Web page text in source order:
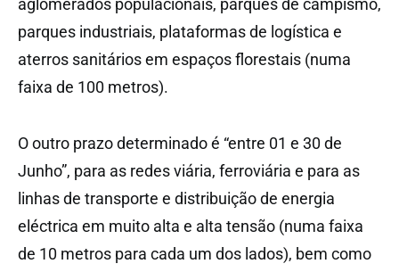
aglomerados populacionais, parques de campismo,
parques industriais, plataformas de logística e
aterros sanitários em espaços florestais (numa
faixa de 100 metros).
O outro prazo determinado é “entre 01 e 30 de
Junho”, para as redes viária, ferroviária e para as
linhas de transporte e distribuição de energia
eléctrica em muito alta e alta tensão (numa faixa
de 10 metros para cada um dos lados), bem como